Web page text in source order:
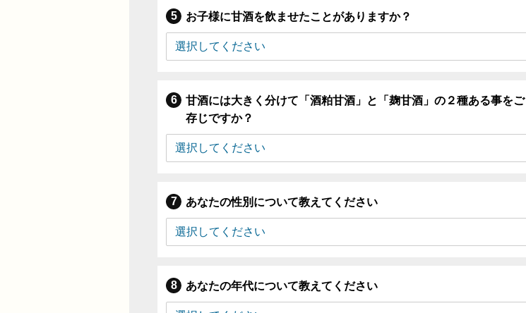
お子様に甘酒を飲ませたことがありますか？
甘酒には大きく分けて「酒粕甘酒」と「麹甘酒」の２種ある事をご
存じですか？
あなたの性別について教えてください
あなたの年代について教えてください